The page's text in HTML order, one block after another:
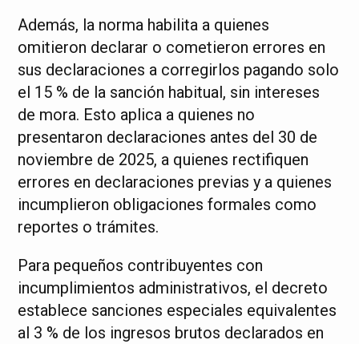
Además, la norma habilita a quienes
omitieron declarar o cometieron errores en
sus declaraciones a corregirlos pagando solo
el 15 % de la sanción habitual, sin intereses
de mora. Esto aplica a quienes no
presentaron declaraciones antes del 30 de
noviembre de 2025, a quienes rectifiquen
errores en declaraciones previas y a quienes
incumplieron obligaciones formales como
reportes o trámites.
Para pequeños contribuyentes con
incumplimientos administrativos, el decreto
establece sanciones especiales equivalentes
al 3 % de los ingresos brutos declarados en